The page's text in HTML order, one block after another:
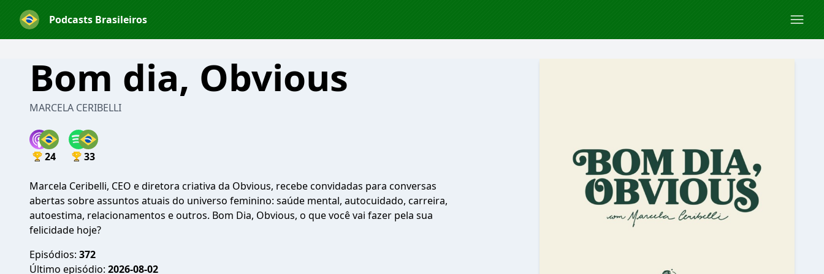
Podcasts Brasileiros
Bom dia, Obvious
MARCELA CERIBELLI
24 33
Marcela Ceribelli, CEO e diretora criativa da Obvious, recebe convidadas para conversas
abertas sobre assuntos atuais do universo feminino: saúde mental, autocuidado, carreira,
autoestima, relacionamentos e outros. Bom Dia, Obvious, o que você vai fazer pela sua
felicidade hoje?
Episódios: 372
Último episódio: 2026-08-02